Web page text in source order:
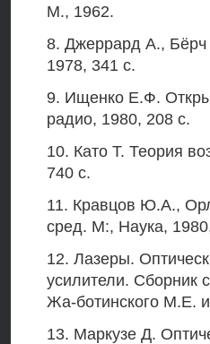
М., 1962.
8. Джеррард А.,
1978, 341 с.
9. Ищенко Е.Ф.
радио, 1980, 208 с.
10. Като Т. Теория
740 с.
11. Кравцов Ю.А.,
сред. М:, Наука,
12. Лазеры.
усилители. Сборник
Жа-ботинского М.Е.
13. Маркузе Д.